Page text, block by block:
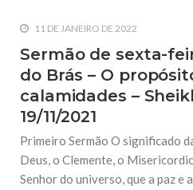
11 DE JANEIRO DE 2022
Sermão de sexta-
do Brás – O
calamidades –
19/11/2021
Primeiro Sermão O significado
Deus, o Clemente, o
Senhor do universo, que a paz e